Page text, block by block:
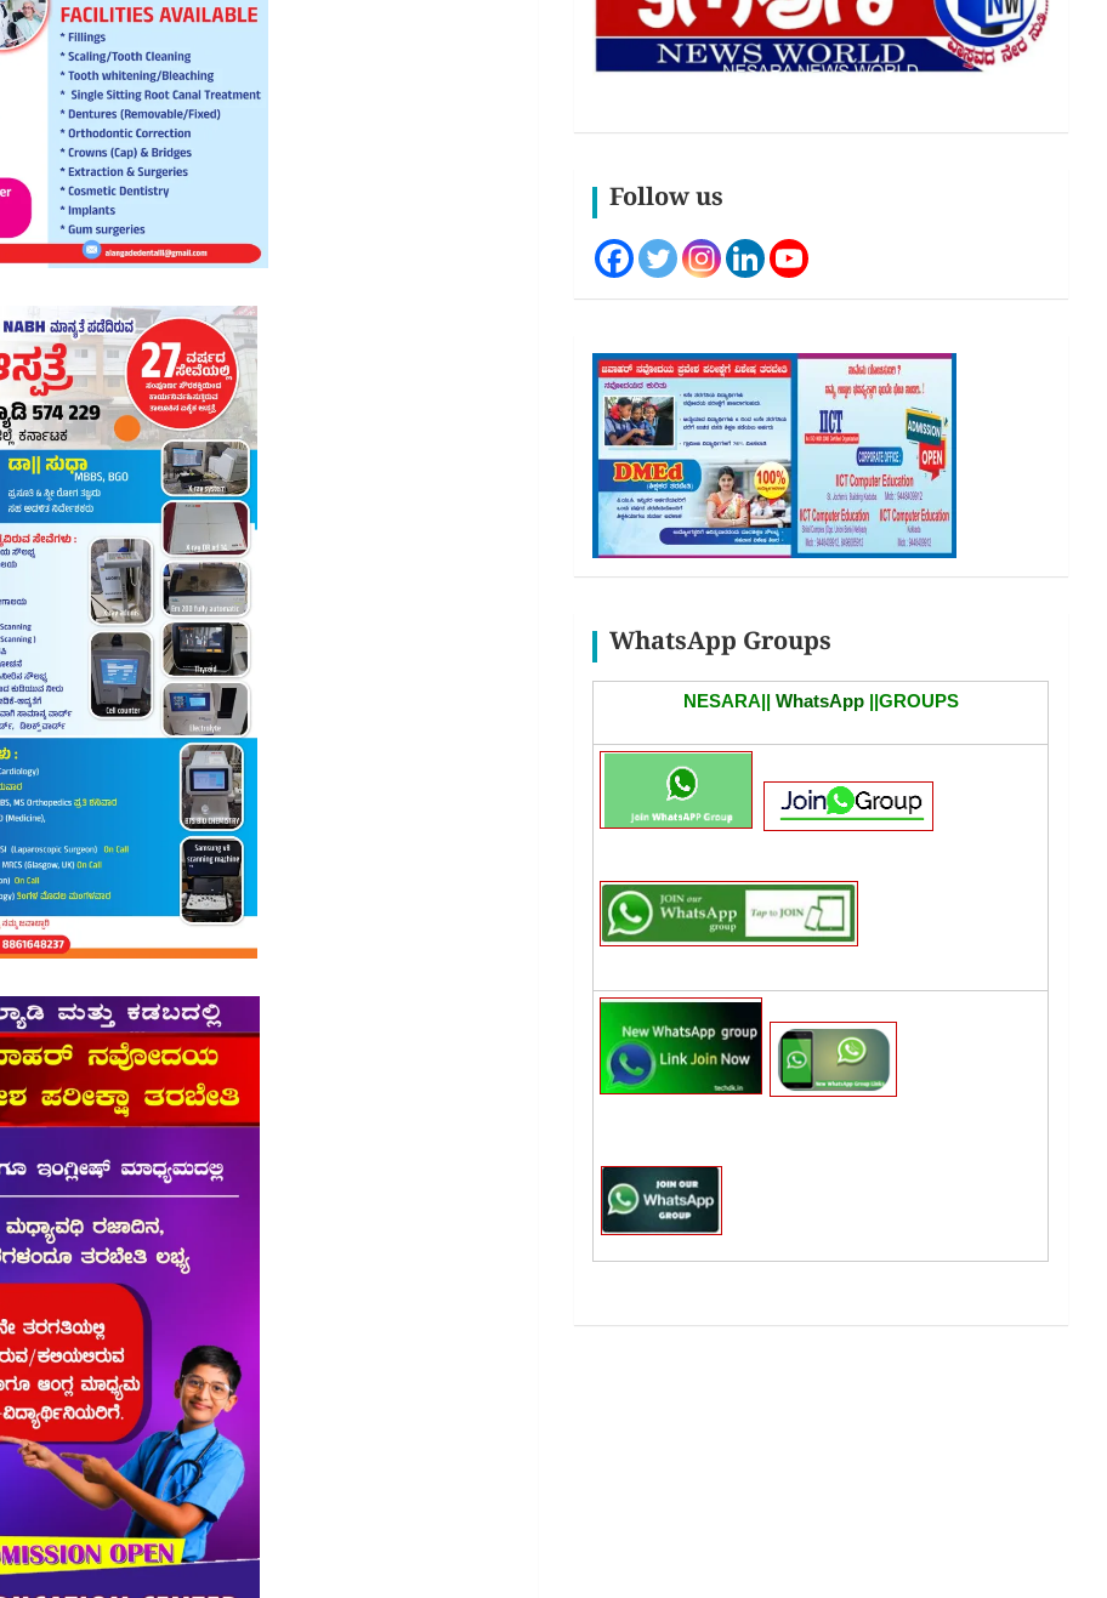
Follow us
WhatsApp Groups
NESARA|| WhatsApp||GROUPS